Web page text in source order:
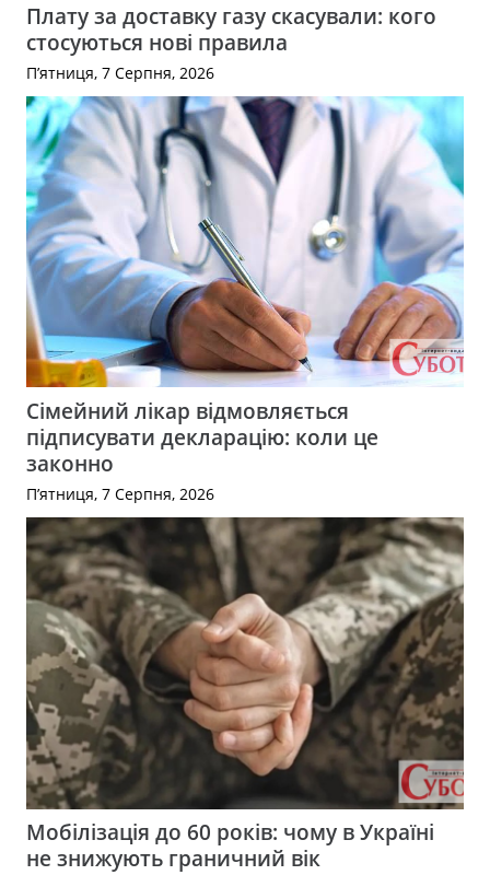
Плату за доставку газу скасували: кого
стосуються нові правила
П’ятниця, 7 Серпня, 2026
Сімейний лікар відмовляється
підписувати декларацію: коли це
законно
П’ятниця, 7 Серпня, 2026
Мобілізація до 60 років: чому в Україні
не знижують граничний вік